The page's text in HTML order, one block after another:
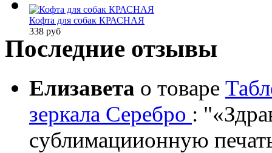
Кофта для собак КРАСНАЯ
338 руб
Последние отзывы
Елизавета о товаре
зеркала Серебро :
сублимациионную